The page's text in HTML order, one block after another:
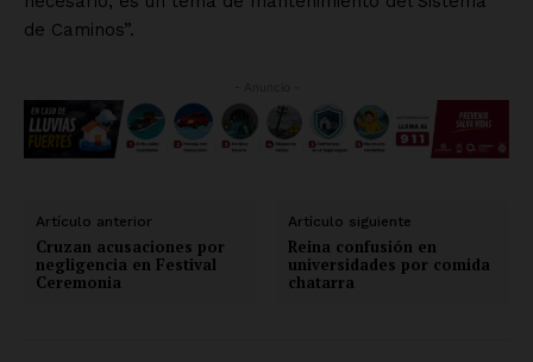
de Caminos”.
Artículo anterior
Cruzan acusaciones por
negligencia en Festival
Ceremonia
Artículo siguiente
Reina confusión en
universidades por comida
chatarra